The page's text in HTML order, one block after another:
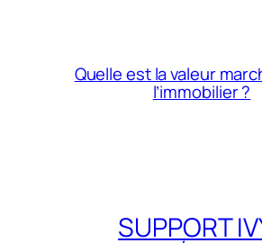
Quelle est la valeur
l’immobilier ?
SUPPORT